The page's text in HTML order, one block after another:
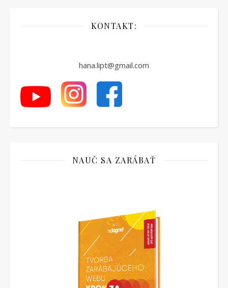
KONTAKT:
hana.lipt@gmail.com
NAUČ SA ZARÁBAŤ